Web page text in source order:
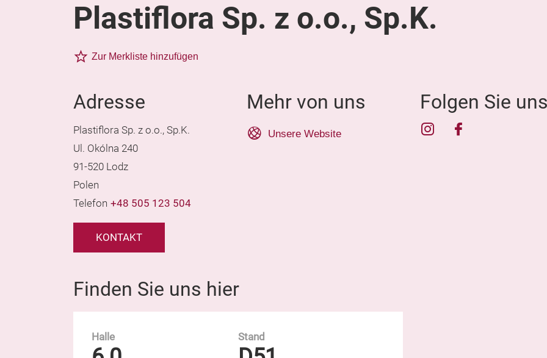
Plastiflora Sp. z o.o., Sp.K.
Zur Merkliste hinzufügen
Adresse
Plastiflora Sp. z o.o., Sp.K.
Ul. Okólna 240
91-520 Lodz
Polen
Telefon +48 505 123 504
KONTAKT
Mehr von uns
Unsere Website
Folgen Sie
InstagramFacebook
Finden Sie uns hier
Halle Stand